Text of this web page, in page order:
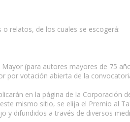
relatos, de los cuales se escogerá:
(para autores mayores de 75
por votación abierta de la
en la página de la Corporación
mismo sitio, se elija el Premio al
y difundidos a través de diversos